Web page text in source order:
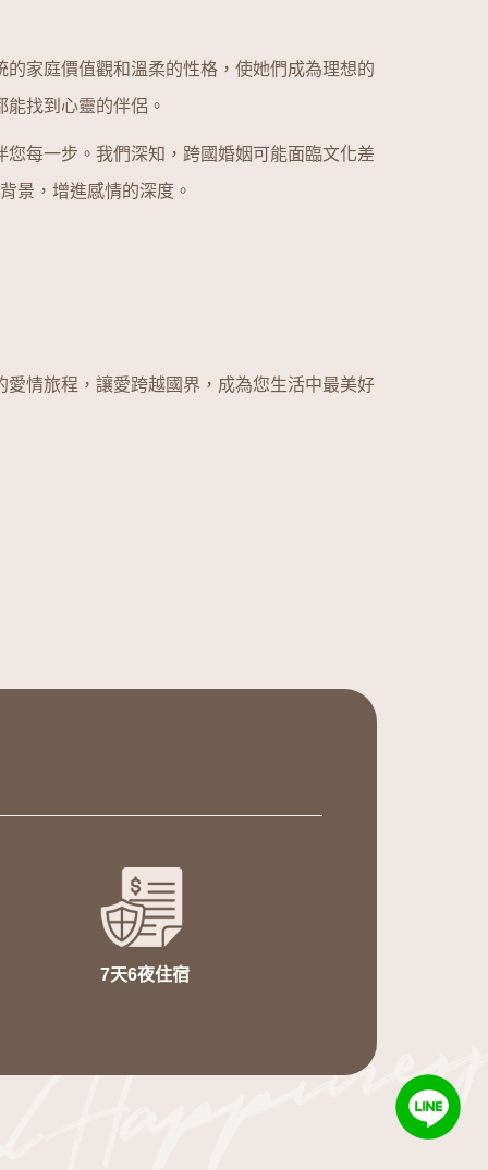
家庭價值觀和溫柔的性格，使她們成為理想的
找到心靈的伴侶。
每一步。我們深知，跨國婚姻可能面臨文化差
景，增進感情的深度。
情旅程，讓愛跨越國界，成為您生活中最美好
7天6夜住宿